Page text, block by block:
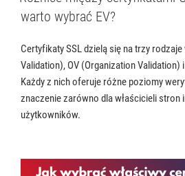
warto wybrać EV?
Certyfikaty SSL dzielą się na trzy
Validation), OV (Organization Validation)
Każdy z nich oferuje różne poziomy
znaczenie zarówno dla właścicieli stron
użytkowników.